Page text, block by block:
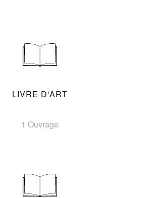
LIVRE D'ART
1 Ouvrage